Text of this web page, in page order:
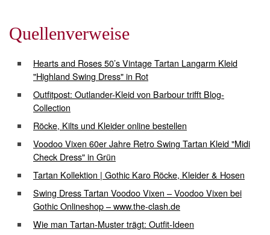
Quellenverweise
Hearts and Roses 50’s Vintage Tartan Langarm Kleid
"Highland Swing Dress" in Rot
Outfitpost: Outlander-Kleid von Barbour trifft Blog-
Collection
Röcke, Kilts und Kleider online bestellen
Voodoo Vixen 60er Jahre Retro Swing Tartan Kleid "Midi
Check Dress" in Grün
Tartan Kollektion | Gothic Karo Röcke, Kleider & Hosen
Swing Dress Tartan Voodoo Vixen – Voodoo Vixen bei
Gothic Onlineshop – www.the-clash.de
Wie man Tartan-Muster trägt: Outfit-Ideen